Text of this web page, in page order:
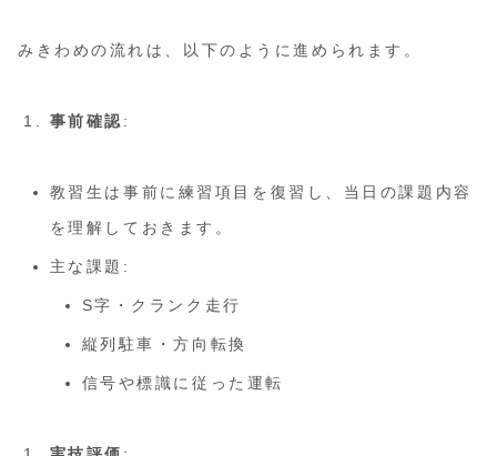
みきわめの流れは、以下のように進められます。
事前確認:
教習生は事前に練習項目を復習し、当日の課題内容
を理解しておきます。
主な課題:
S字・クランク走行
縦列駐車・方向転換
信号や標識に従った運転